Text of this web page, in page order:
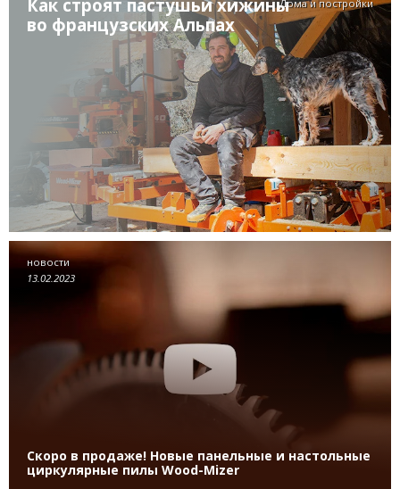
Дома и постройки
Как строят пастушьи хижины
во французских Альпах
новости
13.02.2023
Скоро в продаже! Новые панельные и настольные
циркулярные пилы Wood-Mizer